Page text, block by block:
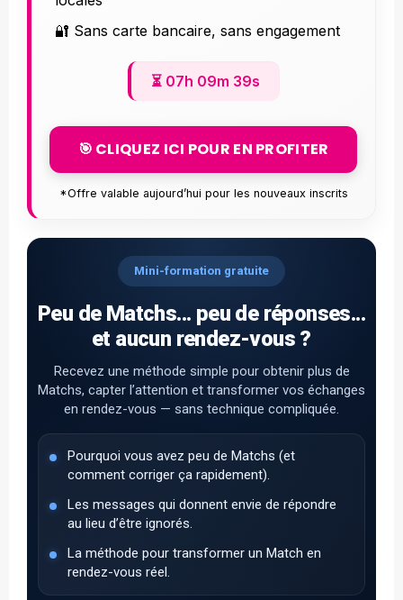
🔐 Sans carte bancaire, sans engagement
⏳ 07h 09m 37s
🎯 CLIQUEZ ICI POUR EN PROFITER
*Offre valable aujourd’hui pour les nouveaux inscrits
Mini-formation gratuite
Peu de Matchs... peu de réponses...
et aucun rendez-vous ?
Recevez une méthode simple pour obtenir plus de
Matchs, capter l’attention et transformer vos échanges
en rendez-vous — sans technique compliquée.
Pourquoi vous avez peu de Matchs (et
comment corriger ça rapidement).
Les messages qui donnent envie de répondre
au lieu d’être ignorés.
La méthode pour transformer un Match en
rendez-vous réel.